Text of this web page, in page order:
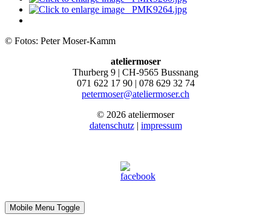
© Fotos: Peter Moser-Kamm
ateliermoser
Thurberg 9 | CH-9565 Bussnang
071 622 17 90 | 078 629 32 74
petermoser@ateliermoser.ch
© 2026 ateliermoser
datenschutz| impressum
Mobile Menu Toggle